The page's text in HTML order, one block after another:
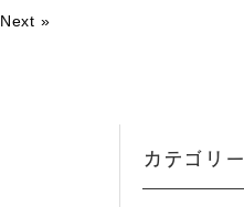
Next »
カテゴリー